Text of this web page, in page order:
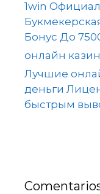
1win
Бонус До
онлайн
Лучшие
деньги
быстрым